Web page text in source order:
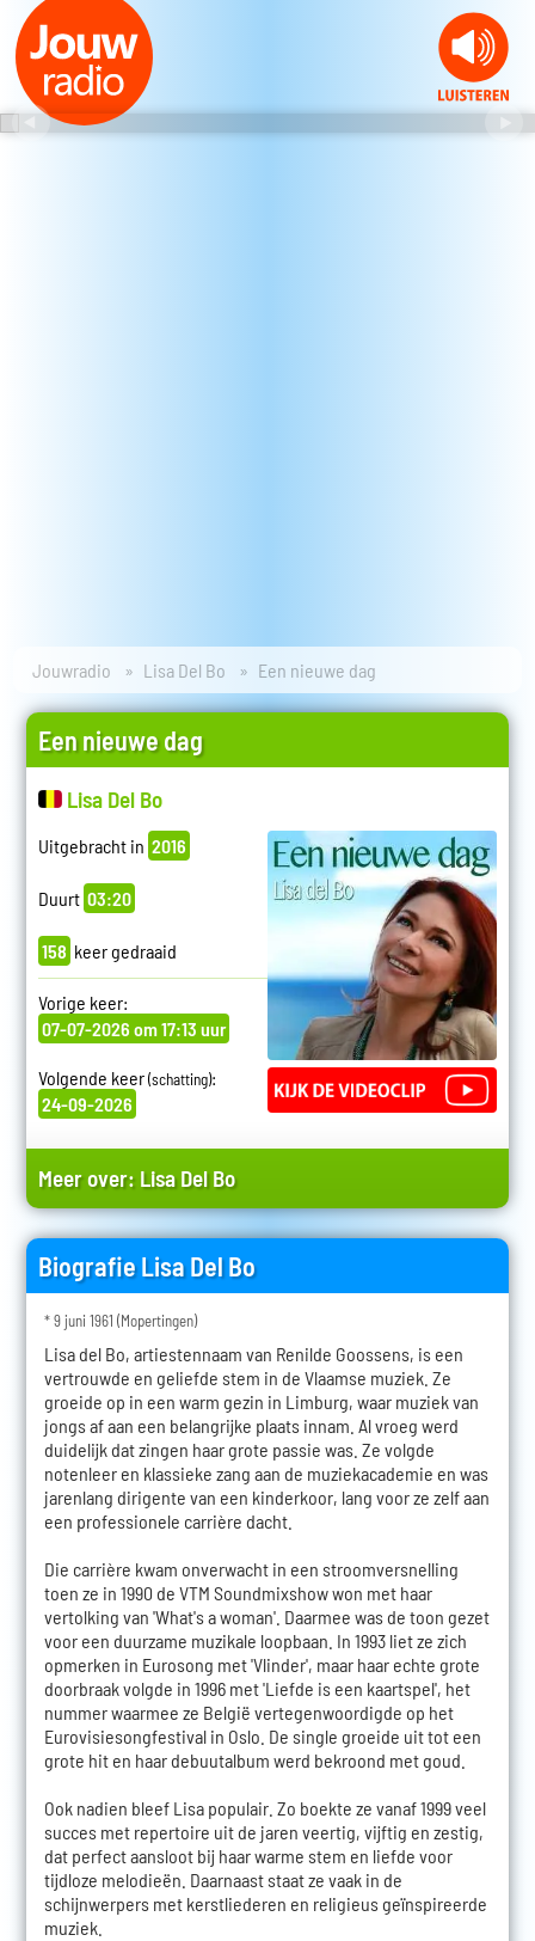
Jouwradio Lisa Del Bo Een nieuwe dag
Een nieuwe dag
Lisa Del Bo
Uitgebracht in 2016
Duurt 03:20
158 keer gedraaid
Vorige keer:
07-07-2026 om 17:13 uur
Volgende keer(schatting):
24-09-2026
Meer over: Lisa Del Bo
Biografie Lisa Del Bo
* 9 juni 1961 (Mopertingen)
Lisa del Bo, artiestennaam van Renilde Goossens, is een
vertrouwde en geliefde stem in de Vlaamse muziek. Ze
groeide op in een warm gezin in Limburg, waar muziek van
jongs af aan een belangrijke plaats innam. Al vroeg werd
duidelijk dat zingen haar grote passie was. Ze volgde
notenleer en klassieke zang aan de muziekacademie en was
jarenlang dirigente van een kinderkoor, lang voor ze zelf aan
een professionele carrière dacht.
Die carrière kwam onverwacht in een stroomversnelling
toen ze in 1990 de VTM Soundmixshow won met haar
vertolking van 'What's a woman'. Daarmee was de toon gezet
voor een duurzame muzikale loopbaan. In 1993 liet ze zich
opmerken in Eurosong met 'Vlinder', maar haar echte grote
doorbraak volgde in 1996 met 'Liefde is een kaartspel', het
nummer waarmee ze België vertegenwoordigde op het
Eurovisiesongfestival in Oslo. De single groeide uit tot een
grote hit en haar debuutalbum werd bekroond met goud.
Ook nadien bleef Lisa populair. Zo boekte ze vanaf 1999 veel
succes met repertoire uit de jaren veertig, vijftig en zestig,
dat perfect aansloot bij haar warme stem en liefde voor
tijdloze melodieën. Daarnaast staat ze vaak in de
schijnwerpers met kerstliederen en religieus geïnspireerde
muziek.